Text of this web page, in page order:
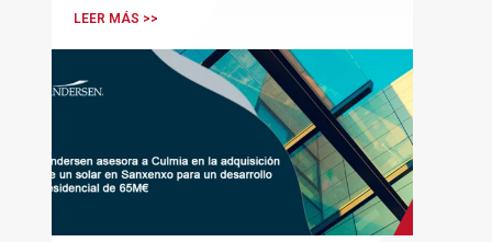
Latinoamérica y otros mercados
LEER MÁS >>